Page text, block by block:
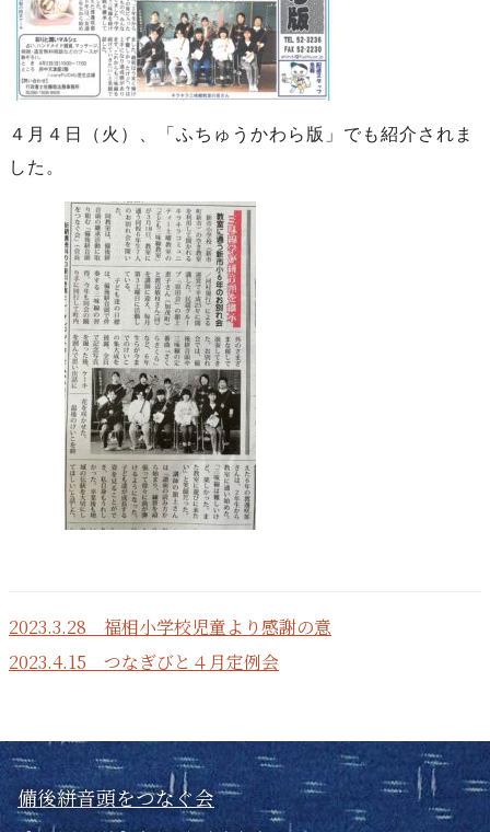
４月４日（火）、「ふちゅうかわら版」でも紹介されま
した。
2023.3.28 福相小学校児童より感謝の意
2023.4.15 つなぎびと４月定例会
備後絣音頭をつなぐ会